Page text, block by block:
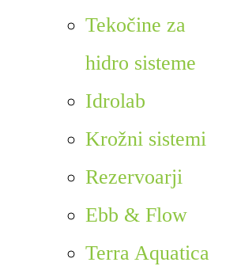
Tekočine za
hidro sisteme
Idrolab
Krožni sistemi
Rezervoarji
Ebb & Flow
Terra Aquatica